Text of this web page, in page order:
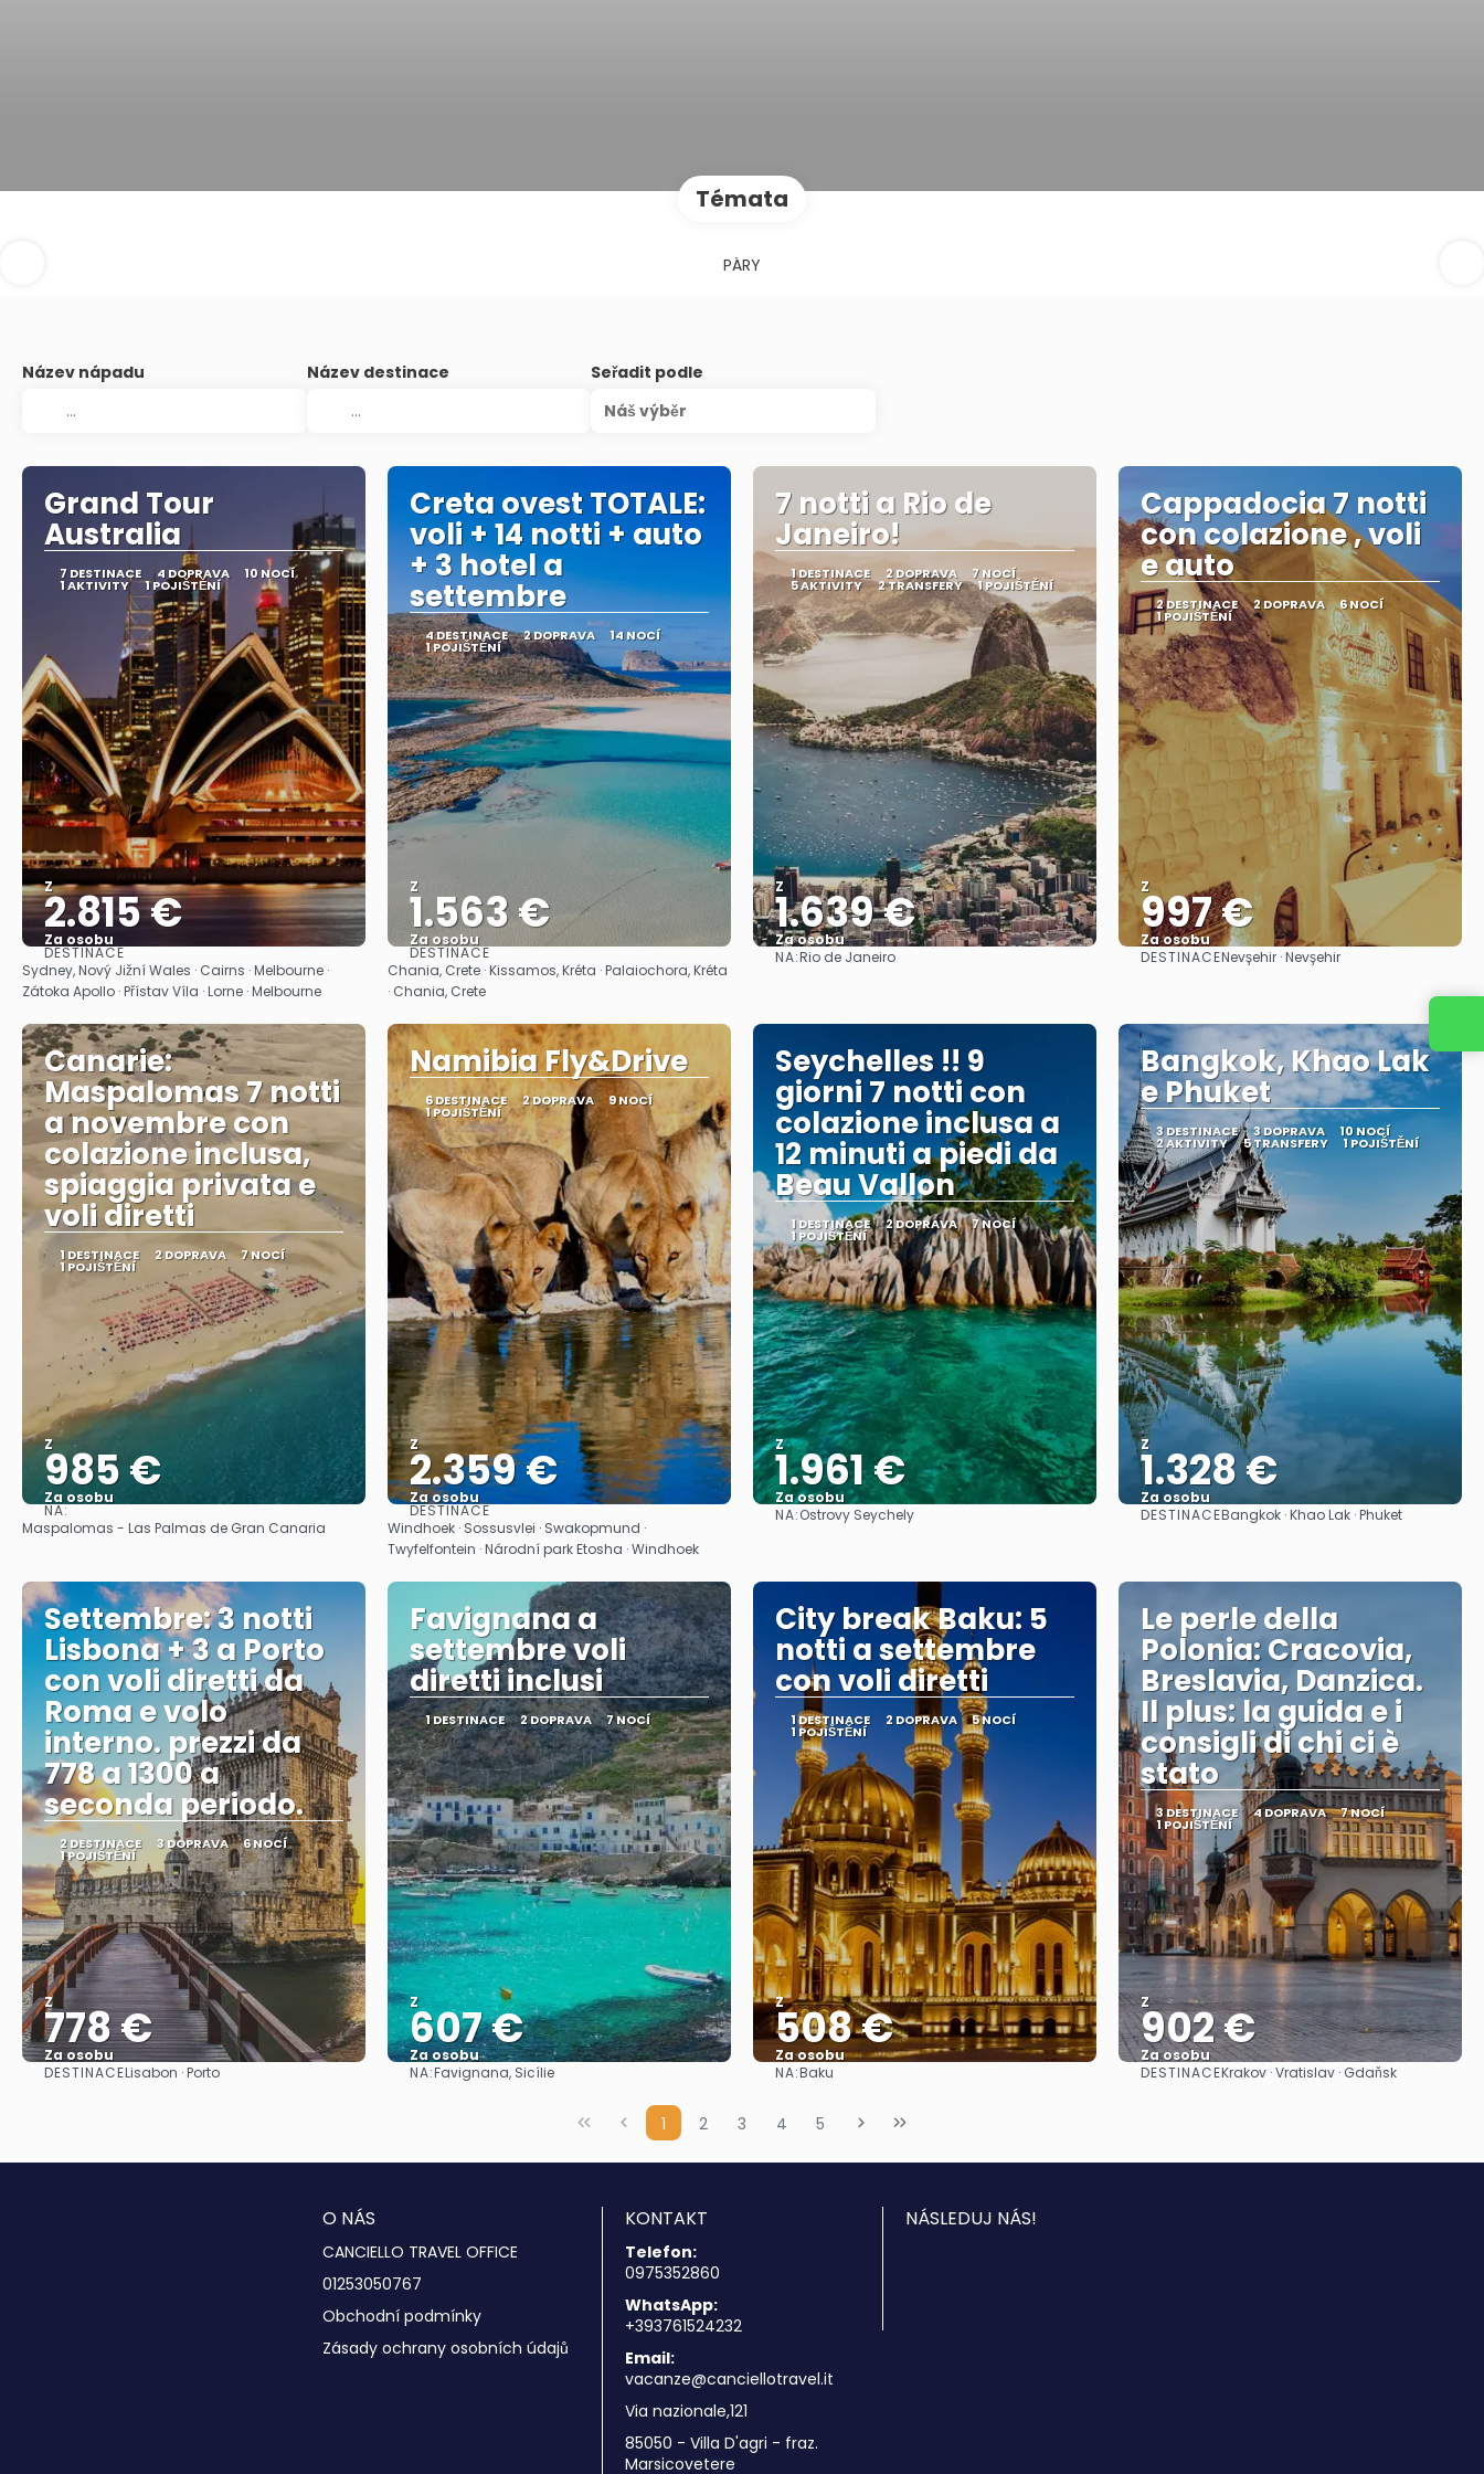
Témata
PÁRY
Název nápadu Název destinace
Seřadit podle
Náš výběr
Grand Tour
Australia
7 DESTINACE 4 DOPRAVA 10 NOCÍ
1 AKTIVITY 1 POJIŠTĚNÍ
Z
2.815 €
Za osobu
Zobrazit
DESTINACE
Sydney, Nový Jižní Wales · Cairns · Melbourne ·
Zátoka Apollo · Přístav Víla · Lorne · Melbourne
Creta ovest TOTALE:
voli + 14 notti + auto
+ 3 hotel a
settembre
4 DESTINACE 2 DOPRAVA 14 NOCÍ
1 POJIŠTĚNÍ
Z
1.563 €
Za osobu
Zobrazit
DESTINACE
Chania, Crete · Kissamos, Kréta · Palaiochora, Kréta
· Chania, Crete
7 notti a Rio de
Janeiro!
1 DESTINACE 2 DOPRAVA 7 NOCÍ
5 AKTIVITY 2 TRANSFERY 1 POJIŠTĚNÍ
Z
1.639 €
Za osobu
Zobrazit
NA:Rio de Janeiro
Cappadocia 7 notti
con colazione , voli
e auto
2 DESTINACE 2 DOPRAVA 6 NOCÍ
1 POJIŠTĚNÍ
Z
997 €
Za osobu
Zobrazit
DESTINACENevşehir · Nevşehir
Canarie:
Maspalomas 7 notti
a novembre con
colazione inclusa,
spiaggia privata e
voli diretti
1 DESTINACE 2 DOPRAVA 7 NOCÍ
1 POJIŠTĚNÍ
Z
985 €
Za osobu
Zobrazit
NA:
Maspalomas - Las Palmas de Gran Canaria
Namibia Fly&Drive
6 DESTINACE 2 DOPRAVA 9 NOCÍ
1 POJIŠTĚNÍ
Z
2.359 €
Za osobu
Zobrazit
DESTINACE
Windhoek · Sossusvlei · Swakopmund ·
Twyfelfontein · Národní park Etosha · Windhoek
Seychelles !! 9
giorni 7 notti con
colazione inclusa a
12 minuti a piedi da
Beau Vallon
1 DESTINACE 2 DOPRAVA 7 NOCÍ
1 POJIŠTĚNÍ
Z
1.961 €
Za osobu
Zobrazit
NA:Ostrovy Seychely
Bangkok, Khao Lak
e Phuket
3 DESTINACE 3 DOPRAVA 10 NOCÍ
2 AKTIVITY 5 TRANSFERY 1 POJIŠTĚNÍ
Z
1.328 €
Za osobu
Zobrazit
DESTINACEBangkok · Khao Lak · Phuket
Settembre: 3 notti
Lisbona + 3 a Porto
con voli diretti da
Roma e volo
interno. prezzi da
778 a 1300 a
seconda periodo.
2 DESTINACE 3 DOPRAVA 6 NOCÍ
1 POJIŠTĚNÍ
Z
778 €
Za osobu
Zobrazit
DESTINACELisabon · Porto
Favignana a
settembre voli
diretti inclusi
1 DESTINACE 2 DOPRAVA 7 NOCÍ
Z
607 €
Za osobu
Zobrazit
NA:Favignana, Sicílie
City break Baku: 5
notti a settembre
con voli diretti
1 DESTINACE 2 DOPRAVA 5 NOCÍ
1 POJIŠTĚNÍ
Z
508 €
Za osobu
NA:Baku
Le perle della
Polonia: Cracovia,
Breslavia, Danzica.
Il plus: la guida e i
consigli di chi ci è
stato
3 DESTINACE 4 DOPRAVA 7 NOCÍ
1 POJIŠTĚNÍ
Z
902 €
Za osobu
Zobrazit
DESTINACEKrakov · Vratislav · Gdaňsk
1 2 3 4 5
O NÁS
CANCIELLO TRAVEL OFFICE
01253050767
Obchodní podmínky
Zásady ochrany osobních údajů
KONTAKT
Telefon:
0975352860
WhatsApp:
+393761524232
Email:
vacanze@canciellotravel.it
Via nazionale,121
85050 - Villa D'agri - fraz.
Marsicovetere
NÁSLEDUJ NÁS!
Kontaktujte nás